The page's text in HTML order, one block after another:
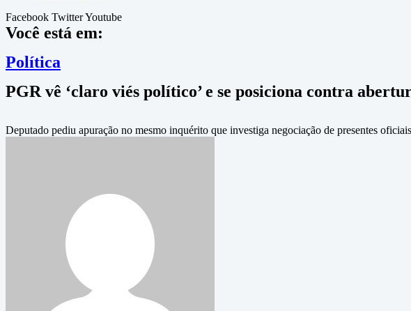
Facebook TwitterYoutube
Você está em:
Política
PGR vê ‘claro viés político’ e se posiciona contra
Deputado pediu apuração no mesmo inquérito que investiga negociação de presentes